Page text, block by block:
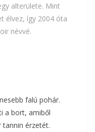
alterülete. Mint
élvez, így 2004 óta
névvé.
falú pohár.
a bort, amiből
tannin érzetét.